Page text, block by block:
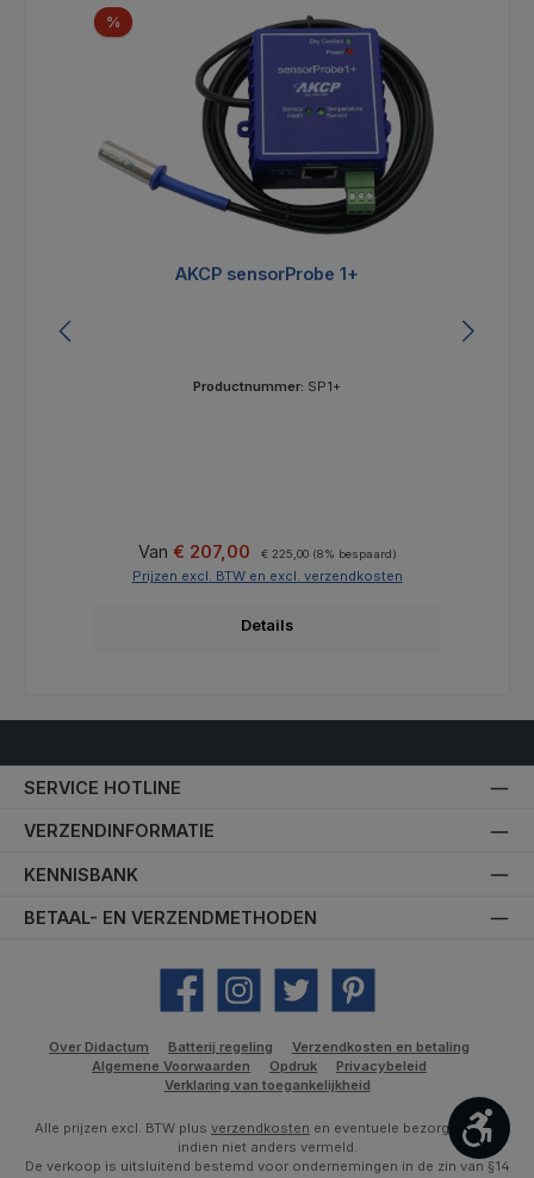
%Korting
AKCP sensorProbe 1+
Productnummer: SP1+
Verkoopprijs:
Van € 207,00 Normale prijs:
€ 225,00 (8% bespaard)
Prijzen excl. BTW en excl. verzendkosten
Details
SERVICE HOTLINE
VERZENDINFORMATIE
KENNISBANK
BETAAL- EN VERZENDMETHODEN
Facebook Instagram Twitter Pinterest
Over Didactum Batterij regeling
Verzendkosten en betaling
Algemene Voorwaarden
Opdruk
Privacybeleid
Verklaring van toegankelijkheid
Alle prijzen excl. BTW plus verzendkosten en eventuele bezorgkosten,
indien niet anders vermeld.
De verkoop is uitsluitend bestemd voor ondernemingen in de zin van §14